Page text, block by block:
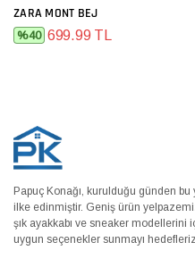
ZARA MONT BEJ
%40 699.99 TL
Papuç Konağı, kurulduğu günden
ilke edinmiştir. Geniş ürün
şık ayakkabı ve sneaker
uygun seçenekler sunmayı